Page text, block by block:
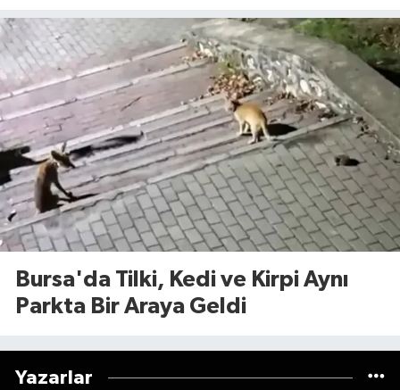
Bursa'da Tilki, Kedi ve Kirpi Aynı
Parkta Bir Araya Geldi
Yazarlar